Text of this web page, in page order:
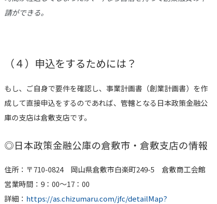
請ができる。
（４）申込をするためには？
もし、ご自身で要件を確認し、事業計画書（創業計画書）を作
成して直接申込をするのであれば、管轄となる日本政策金融公
庫の支店は倉敷支店です。
◎日本政策金融公庫の倉敷市・倉敷支店の情報
住所：〒710-0824 岡山県倉敷市白楽町249-5 倉敷商工会館
営業時間：9：00〜17：00
詳細： https://as.chizumaru.com/jfc/detailMap?